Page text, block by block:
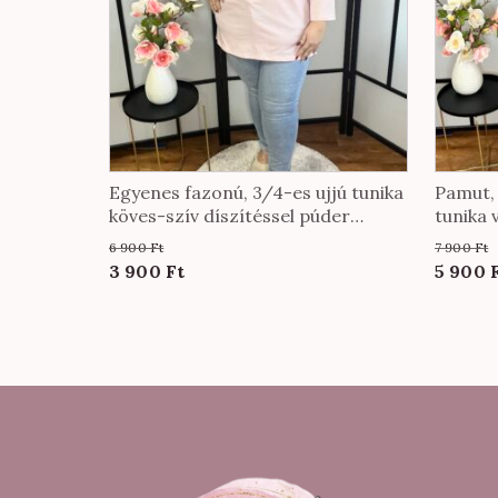
Egyenes fazonú, 3/4-es ujjú tunika
köves-szív díszítéssel púder
színben
6 900Ft
Original
900 Ft.
3 900 FtCurrent
900 Ft.
tunika
7 900Ft
900 Ft.
5 900